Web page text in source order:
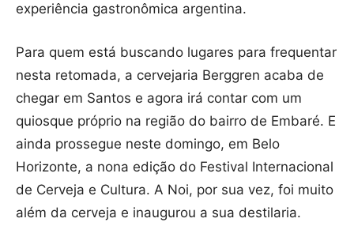
experiência gastronômica argentina.
Para quem está buscando lugares para frequentar
nesta retomada, a cervejaria Berggren acaba de
chegar em Santos e agora irá contar com um
quiosque próprio na região do bairro de Embaré. E
ainda prossegue neste domingo, em Belo
Horizonte, a nona edição do Festival Internacional
de Cerveja e Cultura. A Noi, por sua vez, foi muito
além da cerveja e inaugurou a sua destilaria.